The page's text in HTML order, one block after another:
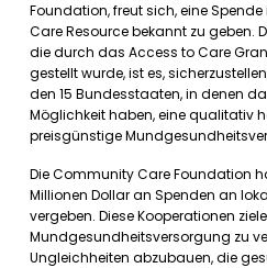
Foundation, freut sich, eine
Care Resource bekannt zu geben.
die durch das Access to Care
gestellt wurde, ist es,
den 15 Bundesstaaten, in denen
Möglichkeit haben, eine qualitativ
preisgünstige
Die Community Care Foundation
Millionen Dollar an Spenden an
vergeben. Diese Kooperationen
Mundgesundheitsversorgung zu
Ungleichheiten abzubauen, die